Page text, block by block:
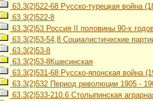
63.3(2)522-68 Русско-турецкая война
63.3(2)522-8
63.3(2)53 Россия II половины 90-х
63.3(2)53-54,8 Социалистические
63.3(2)53-8
63.3(2)53-8Кшесинская
63.3(2)531-68 Русско-японская война
63.3(2)532 Период революции 1905 -
63.3(2)533-210.6 Столыпинская